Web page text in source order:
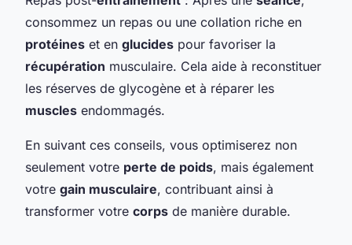
consommez un repas ou une collation riche en
protéines et en glucides pour favoriser la
récupération musculaire. Cela aide à reconstituer
les réserves de glycogène et à réparer les
muscles endommagés.
En suivant ces conseils, vous optimiserez non
seulement votre perte de poids, mais également
votre gain musculaire, contribuant ainsi à
transformer votre corps de manière durable.